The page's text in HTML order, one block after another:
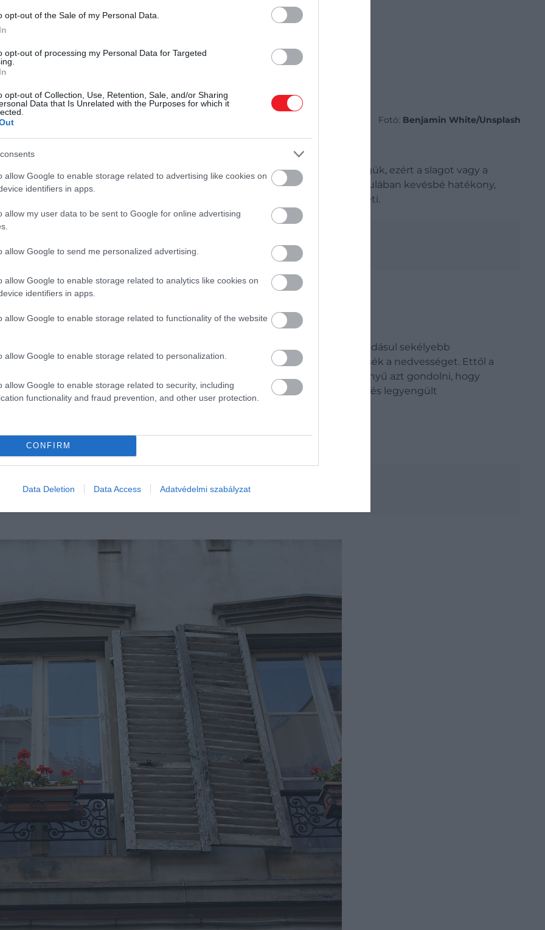
opt-out of the Sale of my Personal Data.
opt-out of processing my Personal Data for Targeted
opt-out of Collection, Use, Retention, Sale, and/or Sharing
Data that Is Unrelated with the Purposes for which it
allow Google to enable storage related to advertising like cookies on
identifiers in apps.
allow my user data to be sent to Google for online advertising
allow Google to send me personalized advertising.
allow Google to enable storage related to analytics like cookies on
identifiers in apps.
allow Google to enable storage related to functionality of the website
allow Google to enable storage related to personalization.
allow Google to enable storage related to security, including
functionality and fraud prevention, and other user protection.
CONFIRM
Data Deletion Data Access Adatvédelmi szabályzat
Fotó: Benjamin White/Unsplash
gyökereknek
van szükségük, ezért a slagot vagy a
A felülről lepermetezett növény látványosabbnak tűnhet, de kánikulában kevésbé hatékony,
, a tartósan nedves lomb pedig bizonyos betegségek kockázatát is növelheti.
a gyerekeket a kánikulában
Ha csak a talaj teteje nedvesedik át, a növény nem jut elegendő vízhez, ráadásul sekélyebb
öntözni , hogy a víz mélyebbre jusson, és a gyökerek lefelé keressék a nedvességet. Ettől a
is. Közben az sem jó megoldás, ha
. A hőségben könnyű azt gondolni, hogy
de a tartósan vizes talaj gyökérrothadáshoz, gombás betegségekhez és legyengült
néhány centiméter mélyen: ha még nedves, várhatunk egy kicsit.
a hőségben